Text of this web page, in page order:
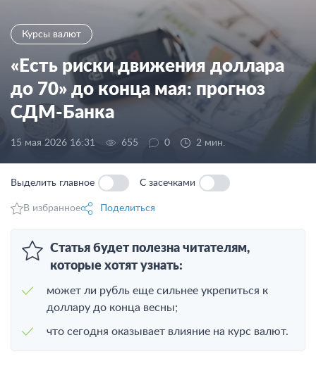
Курсы валют
«Есть риски движения доллара
до 70» до конца мая: прогноз
СДМ-Банка
15 мая 2026 16:31 655 0 2 мин.
Выделить главное С засечками
В избранное Поделиться
Статья будет полезна читателям,
которые хотят узнать:
может ли рубль еще сильнее укрепиться к
доллару до конца весны;
что сегодня оказывает влияние на курс валют.